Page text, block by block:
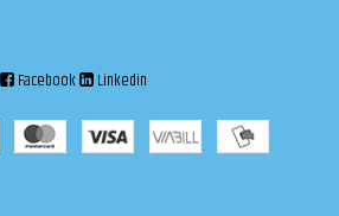
Facebook Linkedin